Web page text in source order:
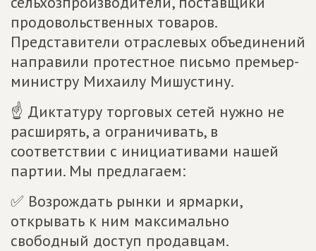
продовольственных товаров.
Представители отраслевых объединений
направили протестное письмо премьер-
министру Михаилу Мишустину.
☝ Диктатуру торговых сетей нужно не
расширять, а ограничивать, в
соответствии с инициативами нашей
партии. Мы предлагаем:
✅ Возрождать рынки и ярмарки,
открывать к ним максимально
свободный доступ продавцам.